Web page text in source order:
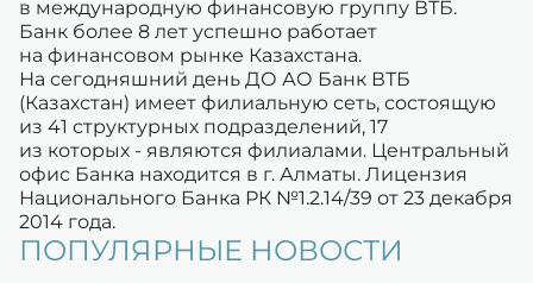
в международную финансовую группу ВТБ.
Банк более 8 лет успешно работает
на финансовом рынке Казахстана.
На сегодняшний день ДО АО Банк ВТБ
(Казахстан) имеет филиальную сеть, состоящую
из 41 структурных подразделений, 17
из которых - являются филиалами. Центральный
офис Банка находится в г. Алматы. Лицензия
Национального Банка РК №1.2.14/39 от 23 декабря
2014 года.
ПОПУЛЯРНЫЕ НОВОСТИ